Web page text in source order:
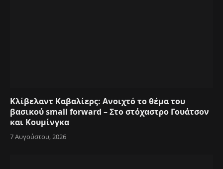
Κλίβελαντ Καβαλίερς: Ανοιχτό το θέμα του
βασικού small forward – Στο στόχαστρο Γουάτσον
και Κουμίνγκα
7 Αυγούστου, 2026